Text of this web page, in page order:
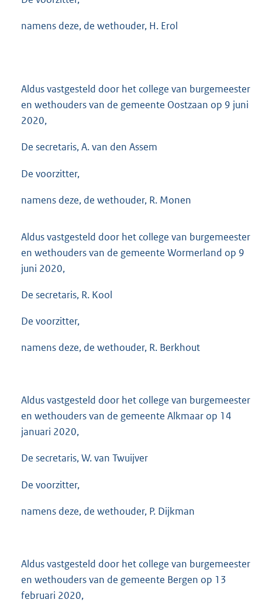
namens deze, de wethouder, H. Erol
Aldus vastgesteld door het college van burgemeester
en wethouders van de gemeente Oostzaan op 9 juni
2020,
De secretaris, A. van den Assem
De voorzitter,
namens deze, de wethouder, R. Monen
Aldus vastgesteld door het college van burgemeester
en wethouders van de gemeente Wormerland op 9
juni 2020,
De secretaris, R. Kool
De voorzitter,
namens deze, de wethouder, R. Berkhout
Aldus vastgesteld door het college van burgemeester
en wethouders van de gemeente Alkmaar op 14
januari 2020,
De secretaris, W. van Twuijver
De voorzitter,
namens deze, de wethouder, P. Dijkman
Aldus vastgesteld door het college van burgemeester
en wethouders van de gemeente Bergen op 13
februari 2020,